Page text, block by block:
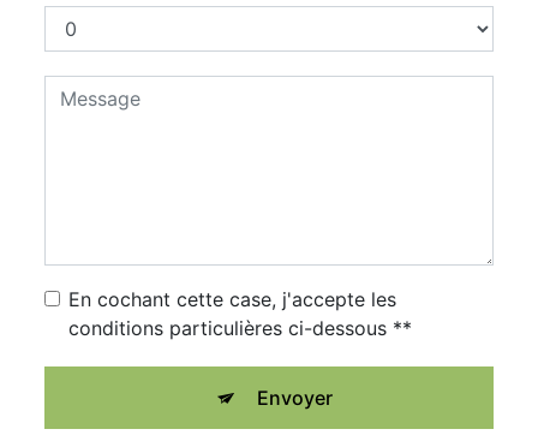
En cochant cette case, j'accepte les
conditions particulières ci-dessous **
Envoyer